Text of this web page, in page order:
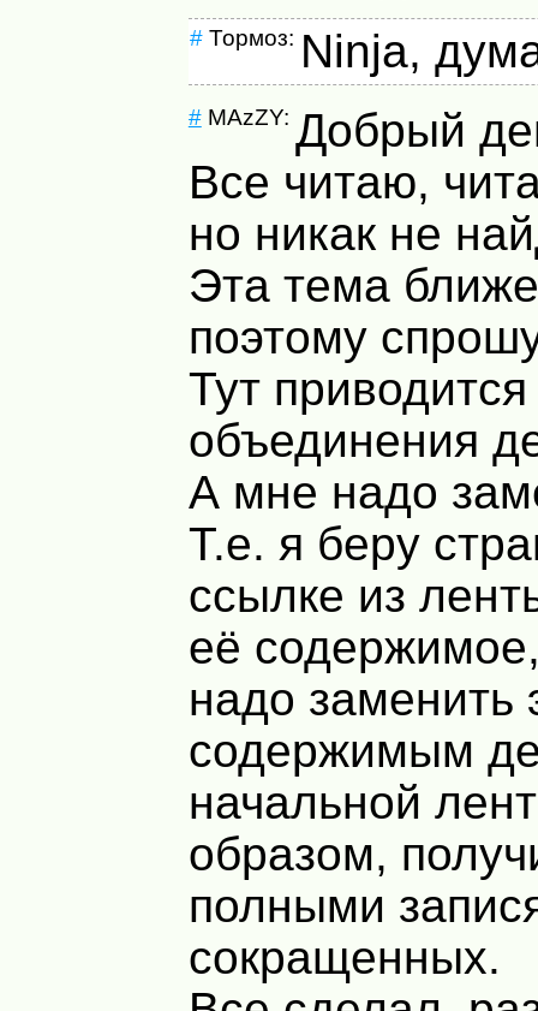
# Тормоз: Ninja,
#MAzZY: Добрый
Все читаю,
но никак не
Эта тема
поэтому
Тут
объединения
А мне надо
Т.е. я беру
ссылке из
её
надо заменить
содержимым
начальной
образом,
полными
сокращенных.